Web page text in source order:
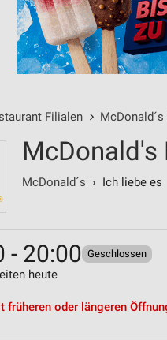
Filialen
McDonald's
McDonald´s › Ich liebe es
- 20:00 Geschlossen
heute
früheren oder längeren